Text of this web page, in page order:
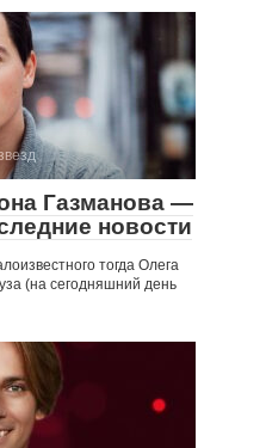
Газманова —
новости
тогда Олега
(на сегодняшний день